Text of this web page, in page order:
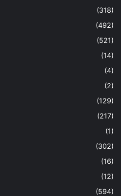
(318)
(492)
(521)
(14)
(4)
(2)
(129)
(217)
(1)
(302)
(16)
(12)
(594)